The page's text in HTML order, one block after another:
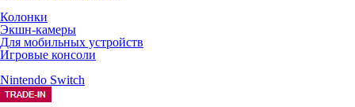
Колонки
Экшн-камеры
Для мобильных устройств
Игровые консоли
Nintendo Switch